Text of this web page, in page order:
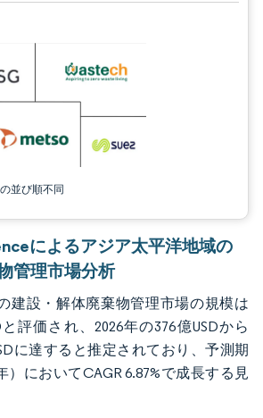
並び順不同
。再利用にはCC BY 4.0の表示が必要です。
によるアジア太平洋地域の
管理市場分析
建設・解体廃棄物管理市場の規模は
評価され、2026年の376億USDから
に達すると推定されており、予測期
）においてCAGR 6.87%で成長する見